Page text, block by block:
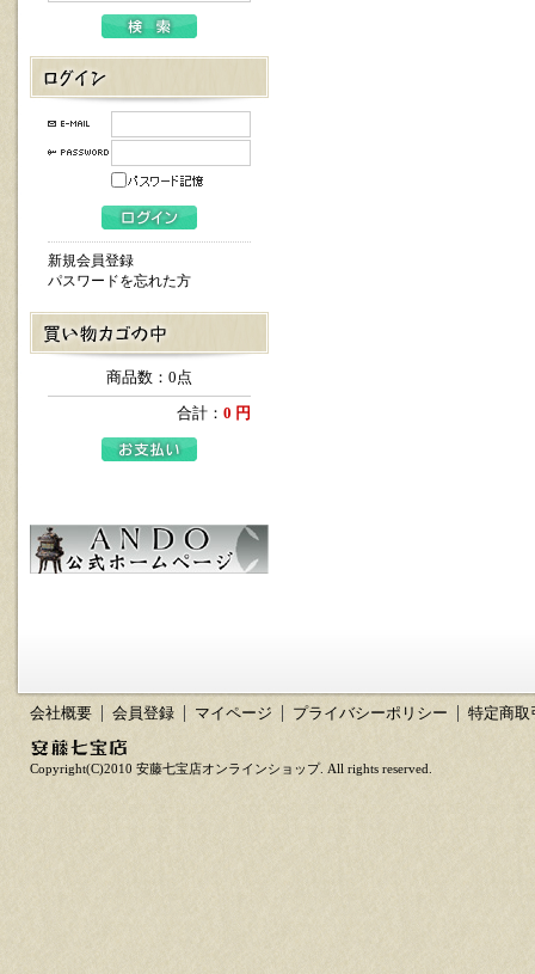
新規会員登録
パスワードを忘れた方
商品数：0点
合計： 0 円
会社概要 会員登録 マイページ プライバシーポリシー 特定商取
Copyright(C)2010 安藤七宝店オンラインショップ. All rights reserved.